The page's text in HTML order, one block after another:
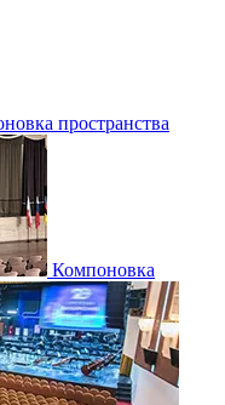
пространства
Компоновка